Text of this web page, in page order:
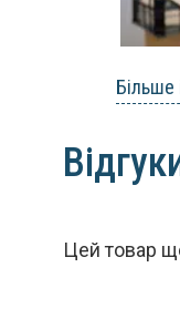
Більше
Цей товар